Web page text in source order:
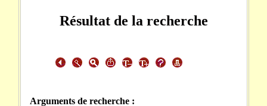
Résultat de la recherche
Arguments de recherche :